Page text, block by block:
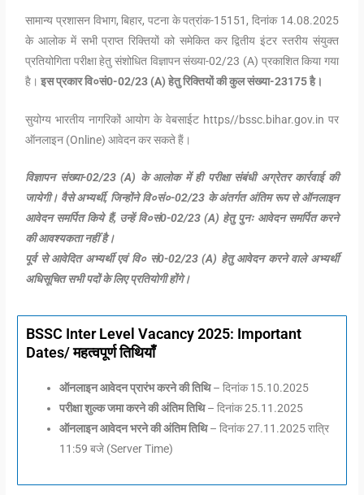
सामान्य प्रशासन विभाग, बिहार, पटना के पत्रांक-15151, दिनांक 14.08.2025
के आलोक में सभी प्राप्त रिक्तियों को समेकित कर द्वितीय इंटर स्तरीय संयुक्त
प्रतियोगिता परीक्षा हेतु संशोधित विज्ञापन संख्या-02/23 (A) प्रकाशित किया गया
है।इस प्रकार वि०सं0-02/23 (A) हेतु रिक्तियों की कुल संख्या-23175 है।
सुयोग्य भारतीय नागरिकों आयोग के वेबसाईट https//bssc.bihar.gov.in पर
ऑनलाइन (Online) आवेदन कर सकते हैं।
विज्ञापन संख्या-02/23 (A) के आलोक में ही परीक्षा संबंधी अग्रेतर कार्रवाई की
जायेगी। वैसे अभ्यर्थी, जिन्होंने वि०सं०-02/23 के अंतर्गत अंतिम रूप से ऑनलाइन
आवेदन समर्पित किये हैं, उन्हें वि०सं0-02/23 (A) हेतु पुनः आवेदन समर्पित करने
की आवश्यकता नहीं है।
पूर्व से आवेदित अभ्यर्थी एवं वि० सं0-02/23 (A) हेतु आवेदन करने वाले अभ्यर्थी
अधिसूचित सभी पदों के लिए प्रतियोगी होंगे।
BSSC Inter Level Vacancy 2025: Important
Dates/ महत्वपूर्ण तिथियाँ
ऑनलाइन आवेदन प्रारंभ करने की तिथि– दिनांक 15.10.2025
परीक्षा शुल्क जमा करने की अंतिम तिथि– दिनांक 25.11.2025
ऑनलाइन आवेदन भरने की अंतिम तिथि– दिनांक 27.11.2025 रात्रि
11:59 बजे (Server Time)